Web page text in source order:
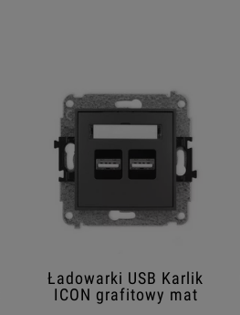
Ładowarki USB Karlik
ICON grafitowy mat